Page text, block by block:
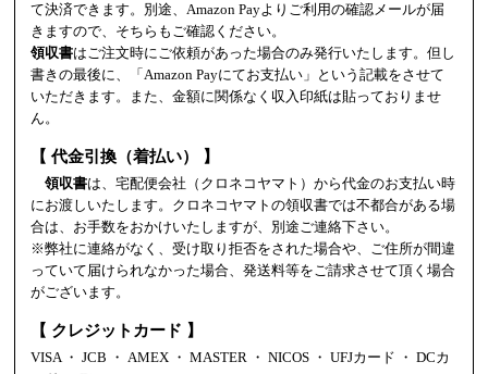
て決済できます。別途、Amazon Payよりご利用の確認メールが届
きますので、そちらもご確認ください。
領収書はご注文時にご依頼があった場合のみ発行いたします。但し
書きの最後に、「Amazon Payにてお支払い」という記載をさせて
いただきます。また、金額に関係なく収入印紙は貼っておりませ
ん。
【 代金引換（着払い） 】
領収書は、宅配便会社（クロネコヤマト）から代金のお支払い時
にお渡しいたします。クロネコヤマトの領収書では不都合がある場
合は、お手数をおかけいたしますが、別途ご連絡下さい。
※弊社に連絡がなく、受け取り拒否をされた場合や、ご住所が間違
っていて届けられなかった場合、発送料等をご請求させて頂く場合
がございます。
【 クレジットカード 】
VISA ・ JCB ・ AMEX ・ MASTER ・ NICOS ・ UFJカード ・ DCカ